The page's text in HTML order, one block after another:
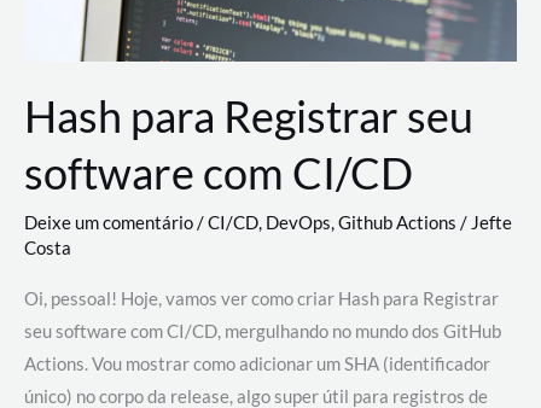
Hash para Registrar seu
software com CI/CD
Deixe um comentário/CI/CD, DevOps,Github Actions /Jefte
Costa
Oi, pessoal! Hoje, vamos ver como criar Hash para Registrar
seu software com CI/CD, mergulhando no mundo dos GitHub
Actions. Vou mostrar como adicionar um SHA (identificador
único) no corpo da release, algo super útil para registros de